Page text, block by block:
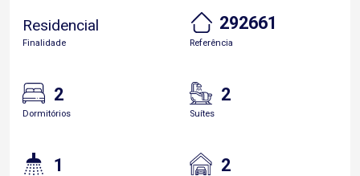
Residencial
Finalidade
292661
Referência
2
Dormitórios
2
Suítes
1 2